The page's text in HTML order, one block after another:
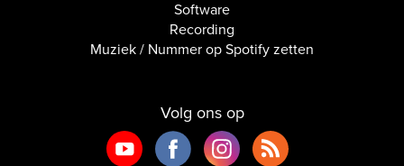
Software
Recording
Muziek / Nummer op Spotify zetten
Volg ons op